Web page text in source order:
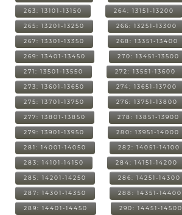
263: 13101-13150 264: 13151-13200
265: 13201-13250 266: 13251-13300
267: 13301-13350 268: 13351-13400
269: 13401-13450 270: 13451-13500
271: 13501-13550 272: 13551-13600
273: 13601-13650 274: 13651-13700
275: 13701-13750 276: 13751-13800
277: 13801-13850 278: 13851-13900
279: 13901-13950 280: 13951-14000
281: 14001-14050 282: 14051-14100
283: 14101-14150 284: 14151-14200
285: 14201-14250 286: 14251-14300
287: 14301-14350 288: 14351-14400
289: 14401-14450 290: 14451-14500